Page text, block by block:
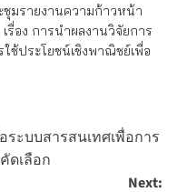
ชุมรายงานความก้าวหน้า
รื่อง การนำผลงานวิจัยการ
ช้ประโยชน์เชิงพาณิชย์เพื่อ
ะบบสารสนเทศเพื่อการ
ดเลือก
Next: